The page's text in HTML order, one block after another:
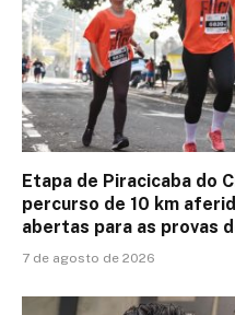
Etapa de Piracicaba do
percurso de 10 km
abertas para as provas
7 de agosto de 2026